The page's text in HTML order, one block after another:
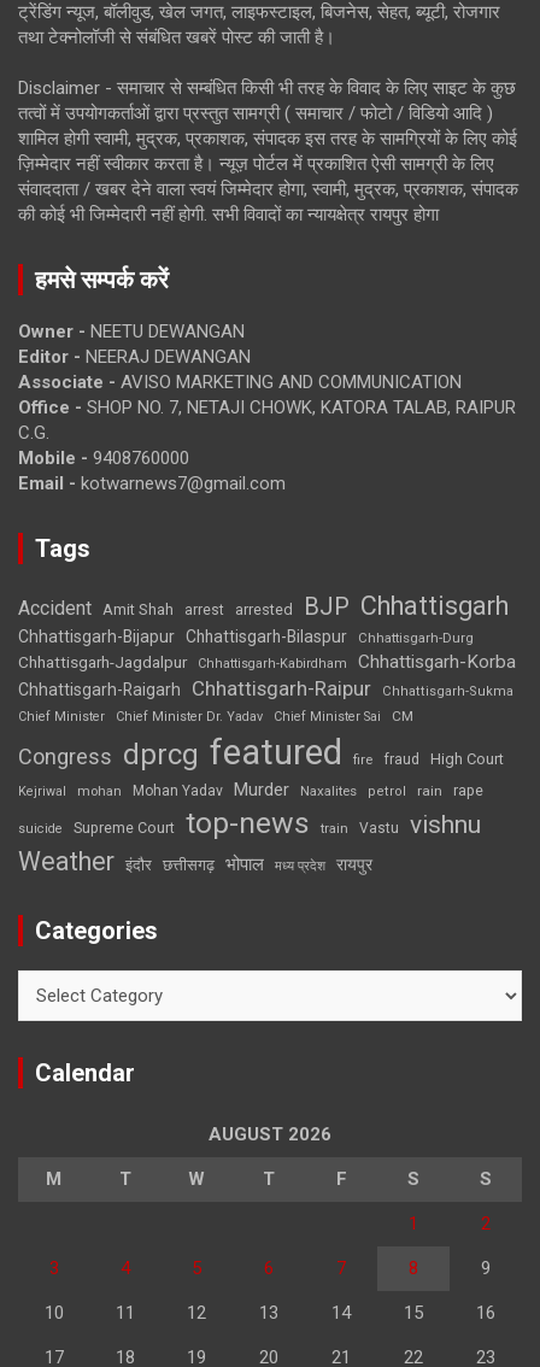
ट्रेंडिंग न्यूज, बॉलीवुड, खेल जगत, लाइफस्टाइल, बिजनेस, सेहत, ब्यूटी, रोजगार
तथा टेक्नोलॉजी से संबंधित खबरें पोस्ट की जाती है।
Disclaimer - समाचार से सम्बंधित किसी भी तरह के विवाद के लिए साइट के कुछ
तत्वों में उपयोगकर्ताओं द्वारा प्रस्तुत सामग्री ( समाचार / फोटो / विडियो आदि )
शामिल होगी स्वामी, मुद्रक, प्रकाशक, संपादक इस तरह के सामग्रियों के लिए कोई
ज़िम्मेदार नहीं स्वीकार करता है। न्यूज़ पोर्टल में प्रकाशित ऐसी सामग्री के लिए
संवाददाता / खबर देने वाला स्वयं जिम्मेदार होगा, स्वामी, मुद्रक, प्रकाशक, संपादक
की कोई भी जिम्मेदारी नहीं होगी. सभी विवादों का न्यायक्षेत्र रायपुर होगा
हमसे सम्पर्क करें
Owner - NEETU DEWANGAN
Editor - NEERAJ DEWANGAN
Associate - AVISO MARKETING AND COMMUNICATION
Office - SHOP NO. 7, NETAJI CHOWK, KATORA TALAB, RAIPUR
C.G.
Mobile - 9408760000
Email - kotwarnews7@gmail.com
Tags
Accident Amit Shah arrest arrested BJP Chhattisgarh
Chhattisgarh-Bijapur Chhattisgarh-Bilaspur Chhattisgarh-Durg
Chhattisgarh-Jagdalpur Chhattisgarh-Kabirdham Chhattisgarh-Korba
Chhattisgarh-Raigarh Chhattisgarh-Raipur
Chhattisgarh-Sukma
Chief Minister
Chief Minister Dr. Yadav Chief Minister Sai CM
Congress dprcg featured fire fraud High Court
Kejriwal mohan Mohan Yadav Murder Naxalites petrol rain rape
suicide Supreme Court top-news train Vastu vishnu
Weather इंदौर छत्तीसगढ़ भोपाल मध्य प्रदेश रायपुर
Categories
Calendar
AUGUST 2026
M T W T F S S
1 2
3 4 5 6 7 8 9
10 11 12 13 14 15 16
17 18 19 20 21 22 23